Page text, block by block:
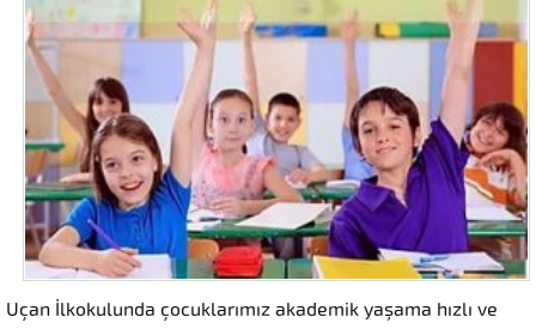
Uçan İlkokulunda çocuklarımız akademik yaşama hızlı ve